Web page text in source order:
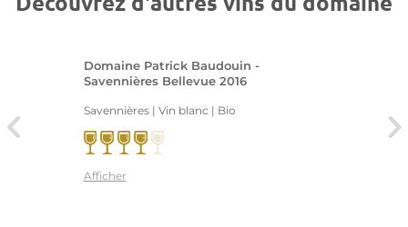
Domaine Patrick Baudouin -
Savennières Bellevue 2016
Savennières | Vin blanc | Bio
Afficher